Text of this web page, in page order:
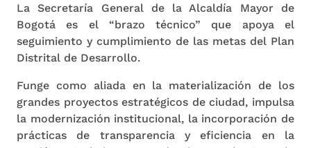
La Secretaría General de la Alcaldía Mayor de
Bogotá es el “brazo técnico” que apoya el
seguimiento y cumplimiento de las metas del Plan
Distrital de Desarrollo.
Funge como aliada en la materialización de los
grandes proyectos estratégicos de ciudad, impulsa
la modernización institucional, la incorporación de
prácticas de transparencia y eficiencia en la